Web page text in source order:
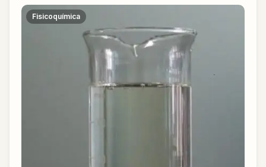
Fisicoquímica